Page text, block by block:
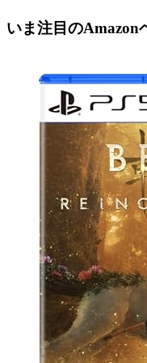
いま注目のAmazon